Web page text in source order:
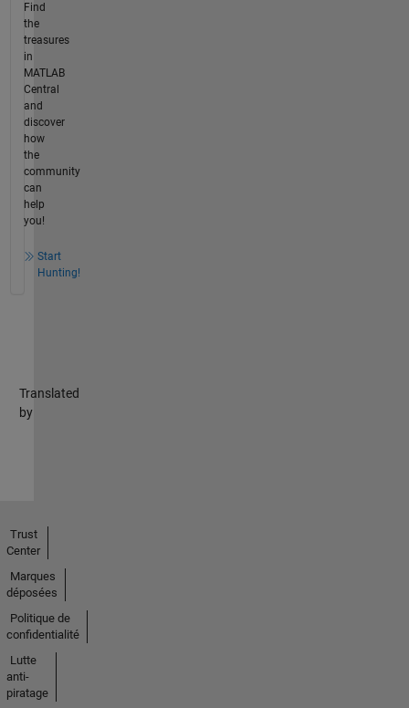
Find
the
treasures
in
MATLAB
Central
and
discover
how
the
community
can
help
you!
Start
Hunting!
Translated
by
Trust
Center
Marques
déposées
Politique de
confidentialité
Lutte
anti-
piratage